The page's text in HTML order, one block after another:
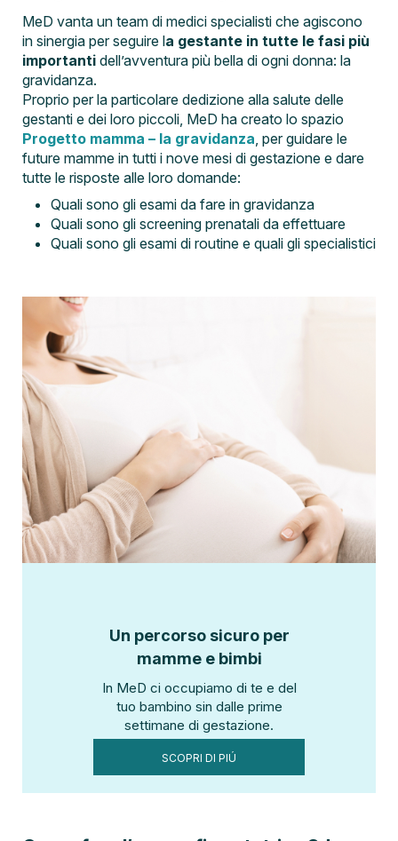
MeD vanta un team di medici specialisti che agiscono
in sinergia per seguire la gestante in tutte le fasi più
importanti dell’avventura più bella di ogni donna: la
gravidanza.
Proprio per la particolare dedizione alla salute delle
gestanti e dei loro piccoli, MeD ha creato lo spazio
Progetto mamma – la gravidanza, per guidare le
future mamme in tutti i nove mesi di gestazione e dare
tutte le risposte alle loro domande:
Quali sono gli esami da fare in gravidanza
Quali sono gli screening prenatali da effettuare
Quali sono gli esami di routine e quali gli specialistici
Un percorso sicuro per
mamme e bimbi
In MeD ci occupiamo di te e del
tuo bambino sin dalle prime
settimane di gestazione.
SCOPRI DI PIÚ